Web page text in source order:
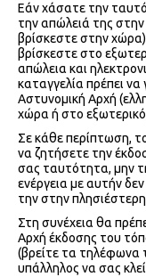
Εάν χάσατε την
την απώλειά της
βρίσκεστε στην χώρα)
βρίσκεστε στο
απώλεια και
καταγγελία πρέπει
Αστυνομική Αρχή
χώρα ή στο
Σε κάθε περίπτωση,
να ζητήσετε την
σας ταυτότητα, μην
ενέργεια με αυτήν
την στην
Στη συνέχεια θα
Αρχή έκδοσης του
(βρείτε τα τηλέφωνα
υπάλληλος να σας